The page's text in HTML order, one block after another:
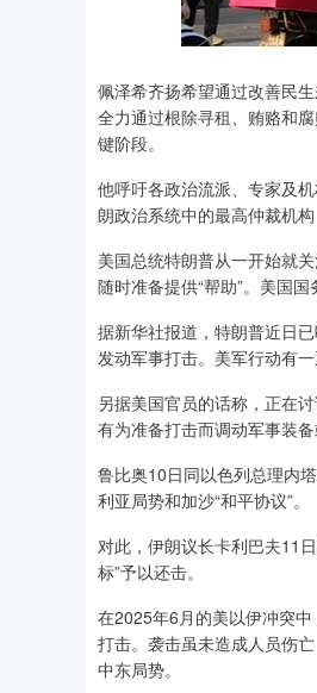
佩泽希齐扬希望通过改善民
全力通过根除寻租、贿赂和
键阶段。
他呼吁各政治流派、专家及
朗政治系统中的最高仲裁机
美国总统特朗普从一开始就
随时准备提供“帮助”。美国
据新华社报道，特朗普近日
发动军事打击。美军行动有
另据美国官员的话称，正在
有为准备打击而调动军事装
鲁比奥10日同以色列总理内
利亚局势和加沙“和平协议”。
对此，伊朗议长卡利巴夫11
标”予以还击。
在2025年6月的美以伊冲突
打击。袭击虽未造成人员伤
中东局势。